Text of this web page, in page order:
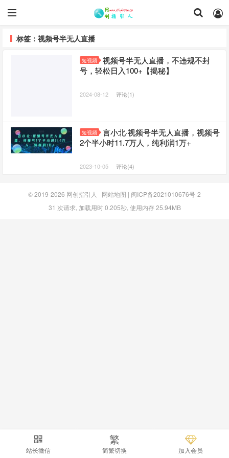
标签：视频号半无人直播
短视频
视频号半无人直播，不违规不封
号，轻松日入100+【揭秘】
2024-08-12 评论(1)
短视频
言小北·视频号半无人直播，视频号
2个半小时11.7万人，纯利润1万+
2023-10-05 评论(4)
© 2019-2026 网创指引人 网站地图 | 闽ICP备2021010676号-2
31 次请求, 加载用时 0.205秒, 使用内存 25.94MB
站长微信
繁
简繁切换 加入会员